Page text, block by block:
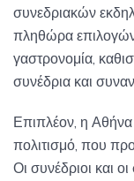
συνεδριακών
πληθώρα επιλογών
γαστρονομία,
συνέδρια και
Επιπλέον, η Αθήνα
πολιτισμό, που
Οι συνέδριοι και